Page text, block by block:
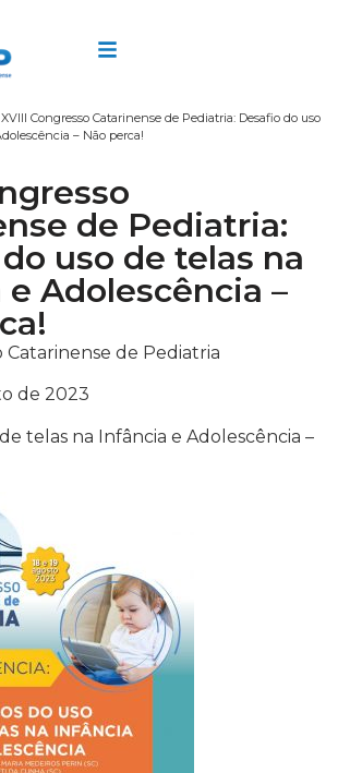
XVIII Congresso Catarinense de Pediatria: Desafio do uso
– Não perca!
de Pediatria:
uso de telas na
Adolescência –
Catarinense de Pediatria
de 2023
telas na Infância e Adolescência –